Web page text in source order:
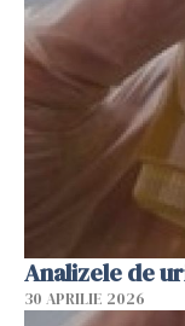
Analizele de
30 APRILIE 2026